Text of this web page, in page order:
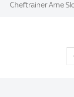
Cheftrainer Arne